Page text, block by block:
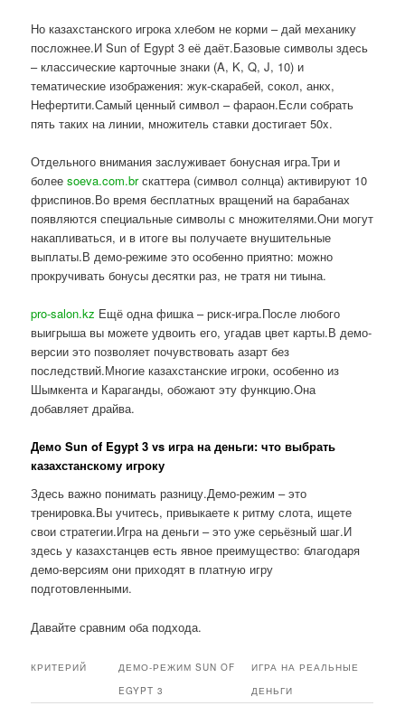
Но казахстанского игрока хлебом не корми – дай механику
посложнее.И Sun of Egypt 3 её даёт.Базовые символы здесь
– классические карточные знаки (A, K, Q, J, 10) и
тематические изображения: жук-скарабей, сокол, анкх,
Нефертити.Самый ценный символ – фараон.Если собрать
пять таких на линии, множитель ставки достигает 50x.
Отдельного внимания заслуживает бонусная игра.Три и
болееsoeva.com.brскаттера (символ солнца) активируют 10
фриспинов.Во время бесплатных вращений на барабанах
появляются специальные символы с множителями.Они могут
накапливаться, и в итоге вы получаете внушительные
выплаты.В демо-режиме это особенно приятно: можно
прокручивать бонусы десятки раз, не тратя ни тиына.
pro-salon.kz Ещё одна фишка – риск-игра.После любого
выигрыша вы можете удвоить его, угадав цвет карты.В демо-
версии это позволяет почувствовать азарт без
последствий.Многие казахстанские игроки, особенно из
Шымкента и Караганды, обожают эту функцию.Она
добавляет драйва.
Демо Sun of Egypt 3 vs игра на деньги: что выбрать
казахстанскому игроку
Здесь важно понимать разницу.Демо-режим – это
тренировка.Вы учитесь, привыкаете к ритму слота, ищете
свои стратегии.Игра на деньги – это уже серьёзный шаг.И
здесь у казахстанцев есть явное преимущество: благодаря
демо-версиям они приходят в платную игру
подготовленными.
Давайте сравним оба подхода.
КРИТЕРИЙ
ДЕМО-РЕЖИМ SUN OF
EGYPT 3
ИГРА НА РЕАЛЬНЫЕ
ДЕНЬГИ